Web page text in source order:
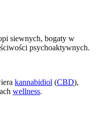
siewnych, bogaty w
psychoaktywnych.
kannabidiol (CBD),
wellness.